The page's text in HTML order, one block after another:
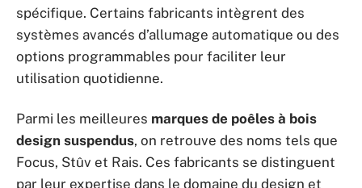
spécifique. Certains fabricants intègrent des
systèmes avancés d’allumage automatique ou des
options programmables pour faciliter leur
utilisation quotidienne.
Parmi les meilleures marques de poêles à bois
design suspendus, on retrouve des noms tels que
Focus, Stûv et Rais. Ces fabricants se distinguent
par leur expertise dans le domaine du design et